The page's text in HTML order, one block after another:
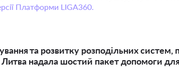
Платформи LIGA360.
та розвитку розподільних систем,
Литва надала шостий пакет допомоги